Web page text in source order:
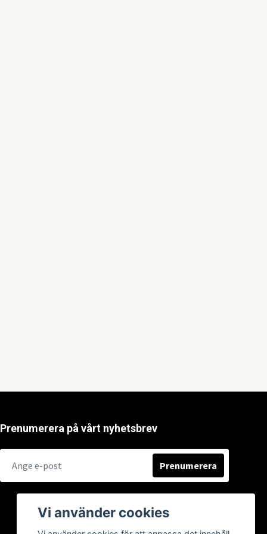
Prenumerera på vårt nyhetsbrev
Prenumerera
Vi använder cookies